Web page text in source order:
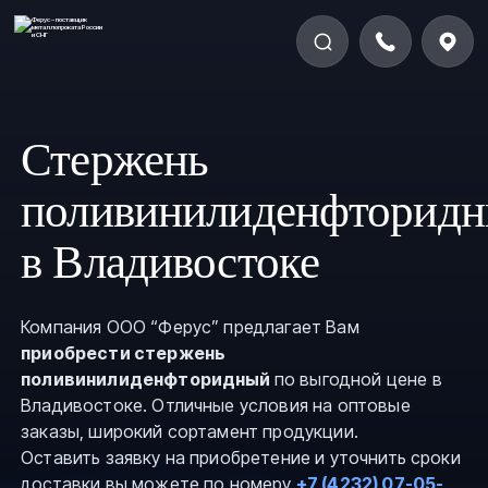
Стержень
в Владивостоке
Компания ООО “Ферус” предлагает Вам
приобрести стержень
поливинилиденфторидный по выгодной цене в
Владивостоке. Отличные условия на оптовые
заказы, широкий сортамент продукции.
Оставить заявку на приобретение и уточнить сроки